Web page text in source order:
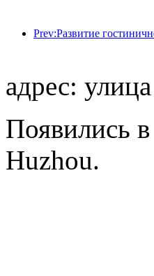
адрес:
Появились
Huzhou.